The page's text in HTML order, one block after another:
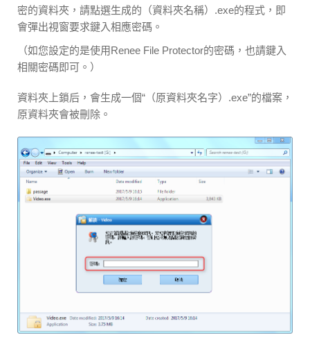
密的資料夾，請點選生成的（資料夾名稱）.exe的程式，即
會彈出視窗要求鍵入相應密碼。
（如您設定的是使用Renee File Protector的密碼，也請鍵入
相關密碼即可。）
資料夾上鎖后，會生成一個“（原資料夾名字）.exe”的檔案，
原資料夾會被刪除。